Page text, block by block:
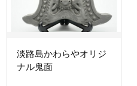
淡路島かわらやオリジ
ナル鬼面